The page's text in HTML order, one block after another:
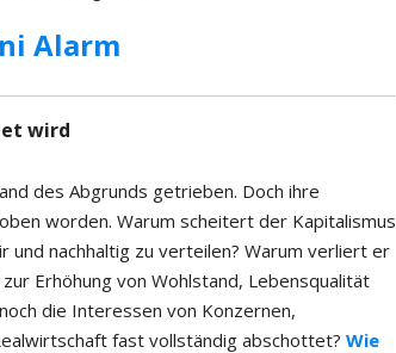
Alarm
wird
des Abgrunds getrieben. Doch ihre
worden. Warum scheitert der Kapitalismus
nachhaltig zu verteilen? Warum verliert er
Erhöhung von Wohlstand, Lebensqualität
die Interessen von Konzernen,
fast vollständig abschottet? Wie